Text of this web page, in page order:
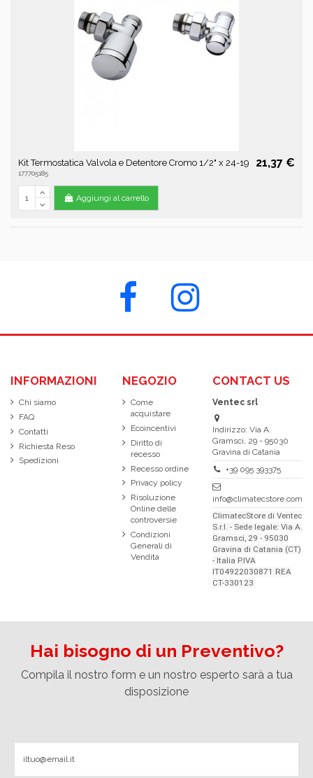
Kit Termostatica Valvola e Detentore Cromo 1/2" x 24-19
177705185
21,37 €
Aggiungi al carrello
INFORMAZIONI
Chi siamo
FAQ
Contatti
Richiesta Reso
Spedizioni
NEGOZIO
Come
acquistare
Ecoincentivi
Diritto di
recesso
Recesso ordine
Privacy policy
Risoluzione
Online delle
controversie
Condizioni
Generali di
Vendita
CONTACT US
Ventec srl
Indirizzo: Via A.
Gramsci, 29 - 95030
Gravina di Catania
+39 095 393375
info@climatecstore.com
ClimatecStore di Ventec
S.r.l. - Sede legale: Via A.
Gramsci, 29 - 95030
Gravina di Catania (CT)
- Italia P.IVA
IT04922030871 REA
CT-330123
Hai bisogno di un Preventivo?
Compila il nostro form e un nostro esperto sarà a tua
disposizione